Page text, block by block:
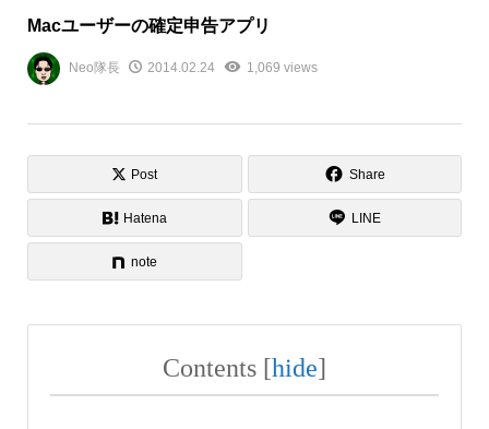
Macユーザーの確定申告アプリ
Neo隊長 2014.02.24 1,069 views
Post Share
Hatena LINE
note
Contents [hide]